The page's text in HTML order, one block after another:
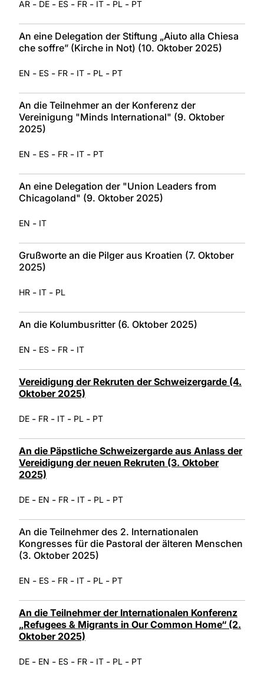
AR - DE - ES - FR - IT - PL - PT
An eine Delegation der Stiftung „Aiuto alla Chiesa
che soffre” (Kirche in Not) (10. Oktober 2025)
EN - ES - FR - IT - PL - PT
An die Teilnehmer an der Konferenz der
Vereinigung "Minds International" (9. Oktober
2025)
EN - ES - FR - IT - PT
An eine Delegation der "Union Leaders from
Chicagoland" (9. Oktober 2025)
EN - IT
Grußworte an die Pilger aus Kroatien (7. Oktober
2025)
HR - IT - PL
An die Kolumbusritter (6. Oktober 2025)
EN - ES - FR - IT
Vereidigung der Rekruten der Schweizergarde (4.
Oktober 2025)
DE - FR - IT - PL - PT
An die Päpstliche Schweizergarde aus Anlass der
Vereidigung der neuen Rekruten (3. Oktober
2025)
DE - EN - FR - IT - PL - PT
An die Teilnehmer des 2. Internationalen
Kongresses für die Pastoral der älteren Menschen
(3. Oktober 2025)
EN - ES - FR - IT - PL - PT
An die Teilnehmer der Internationalen Konferenz
„Refugees & Migrants in Our Common Home“ (2.
Oktober 2025)
DE - EN - ES - FR - IT - PL - PT